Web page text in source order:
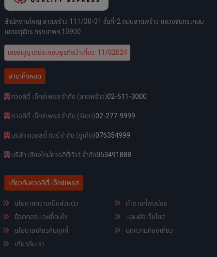
สำนักงานใหญ่ ลาดพร้าว 111/30-31 ชั้นที่-2 ถนนลาดพร้าว แขวงจันทรเกษม
เขตจตุจักร กรุงเทพฯ 10900
เลขอนุญาตประกอบธุรกิจนำเที่ยว: 11/02024
สาขาทั้งหมด
ควอลิตี้ เอ็กซ์เพรส จำกัด (ลาดพร้าว)02-511-3000
ควอลิตี้ เอ็กซ์เพรส จำกัด (รัชดา)02-277-9999
บริษัท ควอลิตี้ ทัวร์ จำกัด (ภูเก็ต)076354999
บริษัท เชียงใหม่ควอลิตี้ทัวร์ จำกัด053491888
เกี่ยวกับควอลิตี้ เอ็กซ์เพรส
นโยบายความเป็นส่วนตัว
ข้อตกลงและเงื่อนไข
นโยบายเกี่ยวกับคุกกี้
เกี่ยวกับเรา
คำถามที่พบบ่อย
แผนผังเว็บไซต์
บทความท่องเที่ยว